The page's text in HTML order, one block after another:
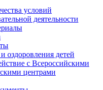
условий
деятельности
оздоровления детей
с Всероссийскими
центрами